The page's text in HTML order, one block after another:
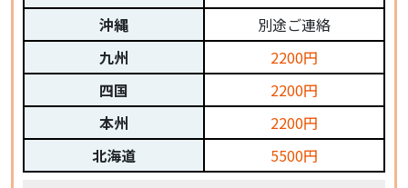
沖縄
九州
四国
本州
北海道
別途ご連絡
2200円
2200円
2200円
5500円